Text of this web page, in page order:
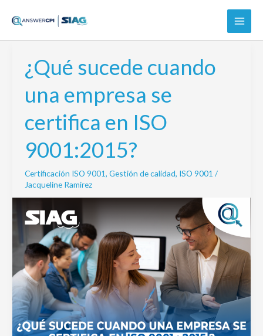
¿Qué sucede cuando
una empresa se
certifica en ISO
9001:2015?
Certificación ISO 9001, Gestión de calidad, ISO 9001 /
Jacqueline Ramirez
¿Qué
sucede
cuando
una
empresa
se
certifica
ISO
9001:2015?